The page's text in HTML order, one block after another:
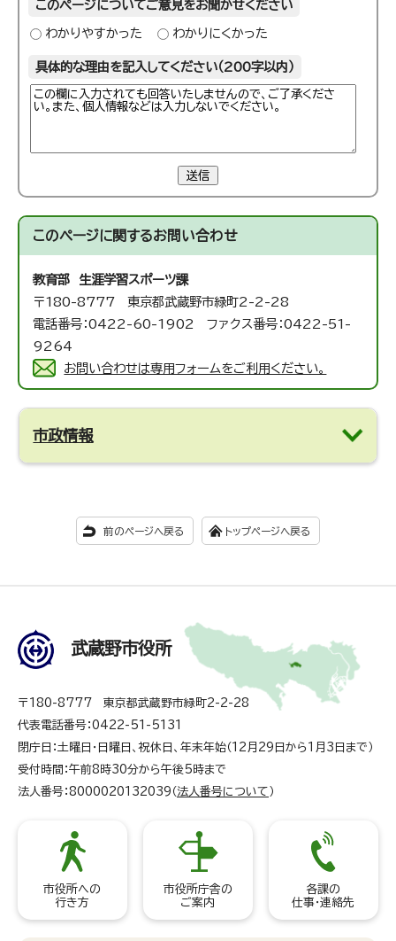
このページについてご意見をお聞かせください
わかりやすかった わかりにくかった
具体的な理由を記入してください（200字以内）
送信
このページに関するお問い合わせ
教育部 生涯学習スポーツ課
〒180-8777 東京都武蔵野市緑町2-2-28
電話番号：0422-60-1902 ファクス番号：0422-51-
9264
お問い合わせは専用フォームをご利用ください。
市政情報
前のページへ戻る トップページへ戻る
武蔵野市役所
〒180-8777 東京都武蔵野市緑町2-2-28
代表電話番号：0422-51-5131
閉庁日：土曜日・日曜日、祝休日、年末年始（12月29日から1月3日まで）
受付時間：午前8時30分から午後5時まで
法人番号：8000020132039（ 法人番号について ）
市役所への
行き方
市役所庁舎の
ご案内
各課の
仕事・連絡先